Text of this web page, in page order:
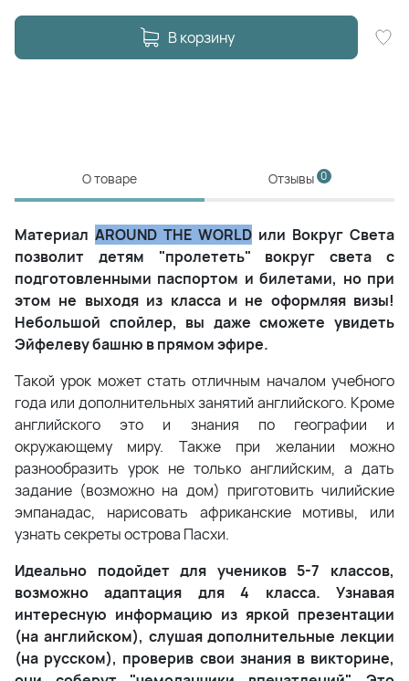
В корзину
О товаре Отзывы 0
Материал AROUND THE WORLD или Вокруг Света
позволит детям "пролететь" вокруг света с
подготовленными паспортом и билетами, но при
этом не выходя из класса и не оформляя визы!
Небольшой спойлер, вы даже сможете увидеть
Эйфелеву башню в прямом эфире.
Такой урок может стать отличным началом учебного
года или дополнительных занятий английского. Кроме
английского это и знания по географии и
окружающему миру. Также при желании можно
разнообразить урок не только английским, а дать
задание (возможно на дом) приготовить чилийские
эмпанадас, нарисовать африканские мотивы, или
узнать секреты острова Пасхи.
Идеально подойдет для учеников 5-7 классов,
возможно адаптация для 4 класса. Узнавая
интересную информацию из яркой презентации
(на английском), слушая дополнительные лекции
(на русском), проверив свои знания в викторине,